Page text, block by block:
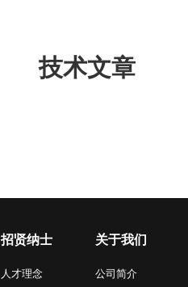
技术文章
招贤纳士
人才理念
关于我们
公司简介